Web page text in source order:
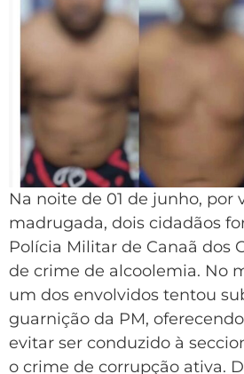
Na noite de 01 de junho, por
madrugada, dois cidadãos
Polícia Militar de Canaã dos
de crime de alcoolemia. No
um dos envolvidos tentou
guarnição da PM,
evitar ser conduzido à
o crime de corrupção ativa.